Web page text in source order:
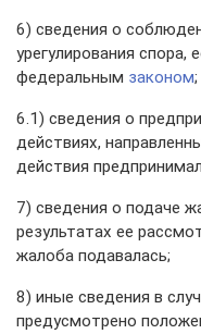
6) сведения о
урегулирования спора,
федеральным законом;
6.1) сведения о
действиях,
действия
7) сведения о подаче
результатах ее
жалоба подавалась;
8) иные сведения в
предусмотрено